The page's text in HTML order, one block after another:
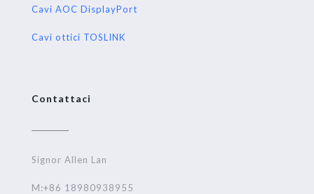
Cavi AOC DisplayPort
Cavi ottici TOSLINK
Contattaci
Signor Allen Lan
M:+86 18980938955